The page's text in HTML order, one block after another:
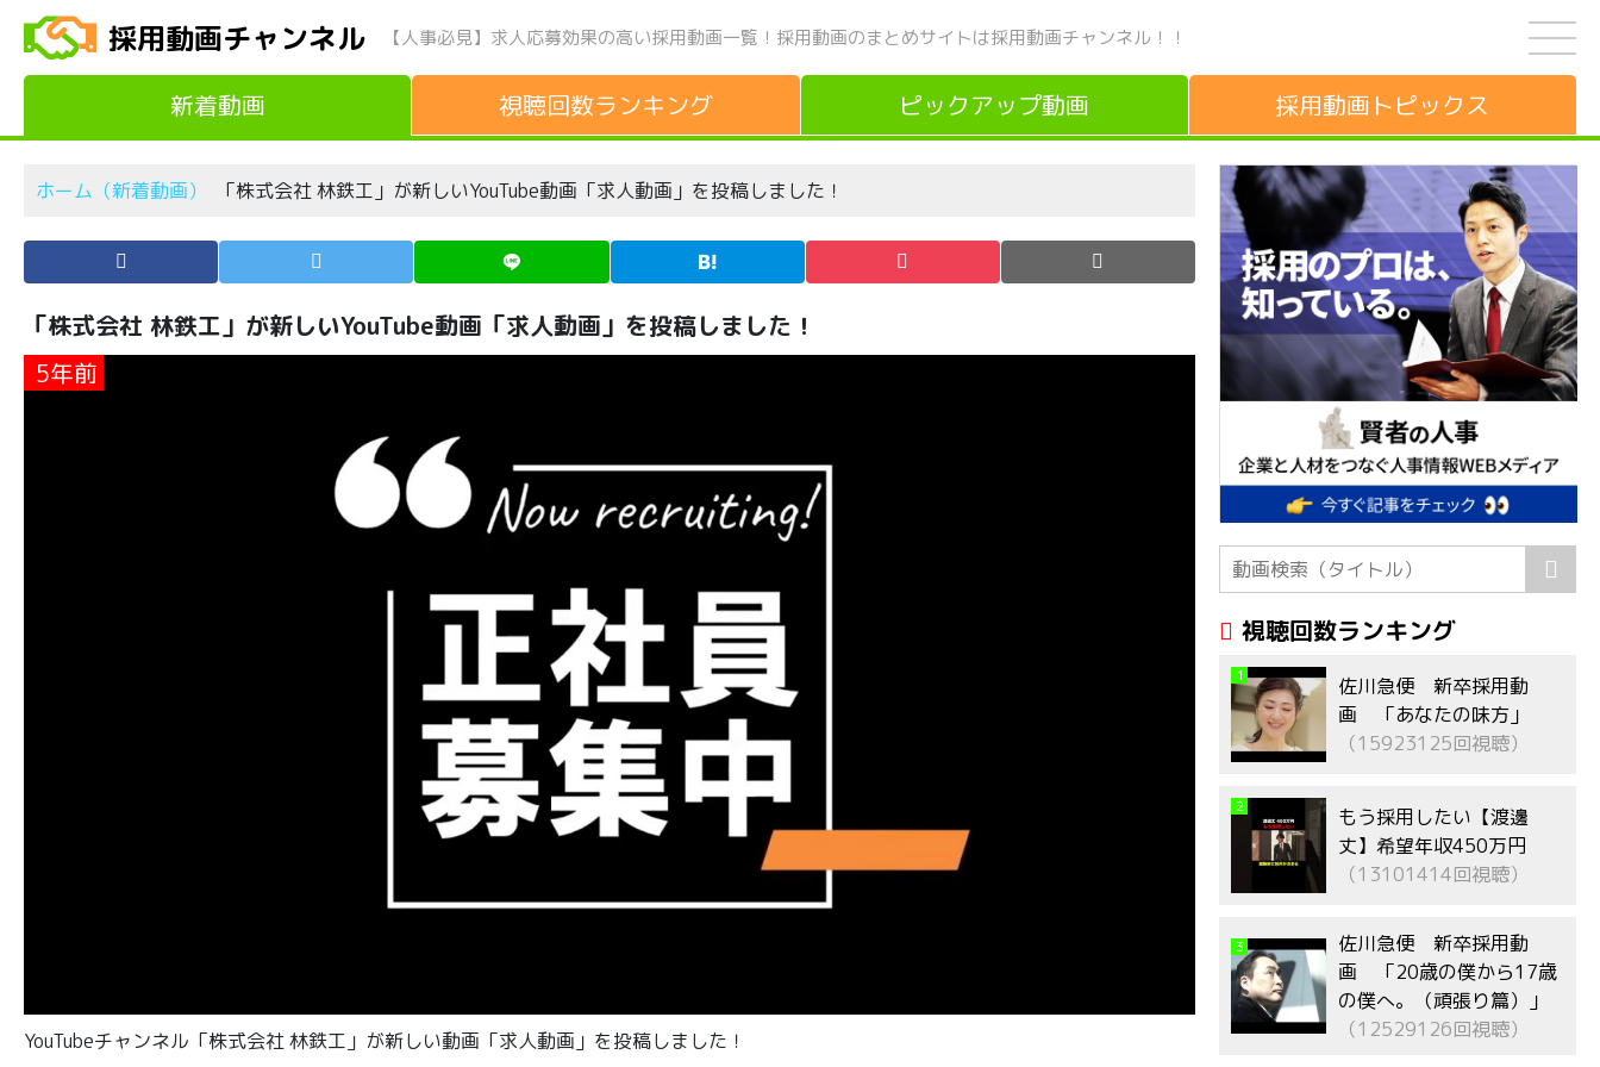
採用動画チャンネル 【人事必見】求人応募効果の高い採用動画一覧！ 採用動画のまとめサイトは採用動画チャンネル！！
新着動画 視聴回数ランキング ピックアップ動画 採用動画 トピックス
ホーム（新着動画） 「株式会社 林鉄工」が新しいYouTube動画「求人動画」を投稿しました！
「株式会社 林鉄工」が新しいYouTube動画「求人動画」を投稿しました！
5年前
YouTubeチャンネル「株式会社 林鉄工」が新しい動画「求人動画」を投稿しました！
視聴回数ランキング
1
佐川急便 新卒採用動
画 「あなたの味方」
（15923125回視聴）
2
もう採用したい【渡邊
丈】希望年収450万円
（13101414回視聴）
3
佐川急便 新卒採用動
画 「20歳の僕から17歳
の僕へ。（頑張り篇）」
（12529126回視聴）